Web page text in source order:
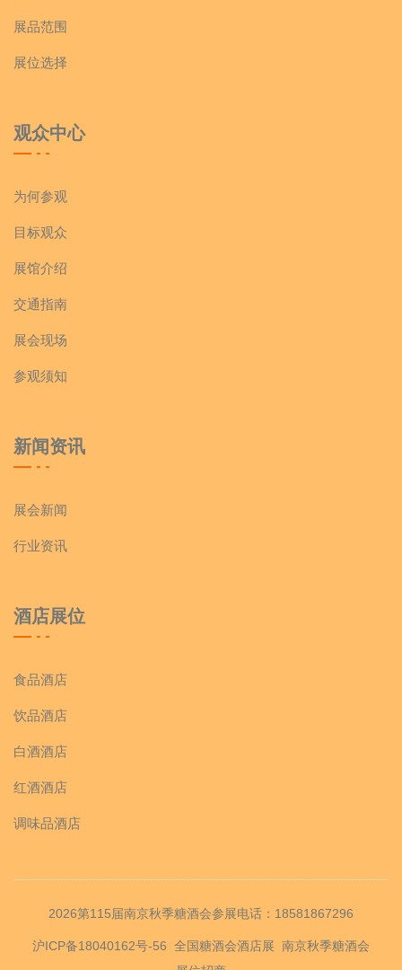
展品范围
展位选择
观众中心
为何参观
目标观众
展馆介绍
交通指南
展会现场
参观须知
新闻资讯
展会新闻
行业资讯
酒店展位
食品酒店
饮品酒店
白酒酒店
红酒酒店
调味品酒店
2026第115届南京秋季糖酒会参展电话：18581867296
沪ICP备18040162号-56 全国糖酒会酒店展 南京秋季糖酒会